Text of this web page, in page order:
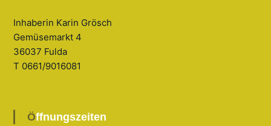
Inhaberin Karin Grösch
Gemüsemarkt 4
36037 Fulda
T 0661/9016081
Öffnungszeiten